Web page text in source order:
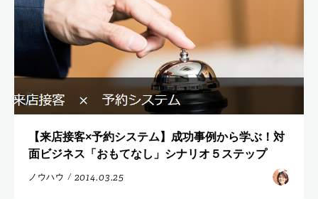
【来店接客×予約システム】成功事例から学ぶ！対
面ビジネス「おもてなし」シナリオ５ステップ
ノウハウ / 2014.03.25